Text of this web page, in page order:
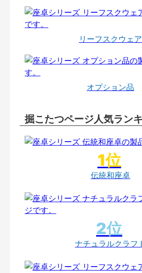
リーフスクウェア
オプション品
掘こたつページ人気ラン
伝統和座卓
ナチュラルクラフ